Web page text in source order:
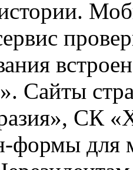
Сайты
СК
формы для